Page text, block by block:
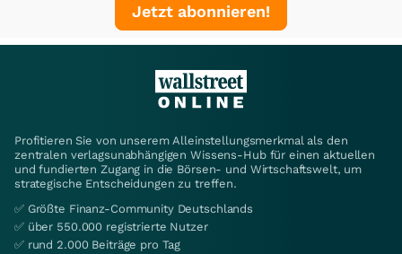
Jetzt abonnieren!
Profitieren Sie von unserem Alleinstellungsmerkmal als den
zentralen verlagsunabhängigen Wissens-Hub für einen aktuellen
und fundierten Zugang in die Börsen- und Wirtschaftswelt, um
strategische Entscheidungen zu treffen.
✅ Größte Finanz-Community Deutschlands
✅ über 550.000 registrierte Nutzer
✅ rund 2.000 Beiträge pro Tag